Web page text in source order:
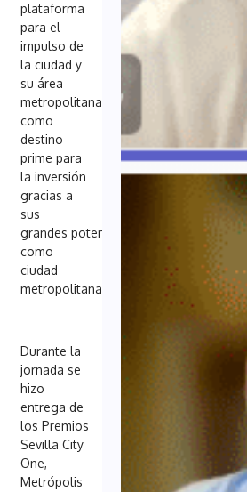
plataforma
para el
impulso de
la ciudad y
su área
metropolitana
como
destino
prime para
la inversión
gracias a
sus
grandes potencialidades
como
ciudad
metropolitana”.
detalle
de
la
Durante la
jornada se
hizo
entrega de
los Premios
Sevilla City
One,
Metrópolis